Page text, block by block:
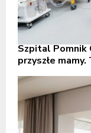
Szpital Pomnik
przyszłe mamy.